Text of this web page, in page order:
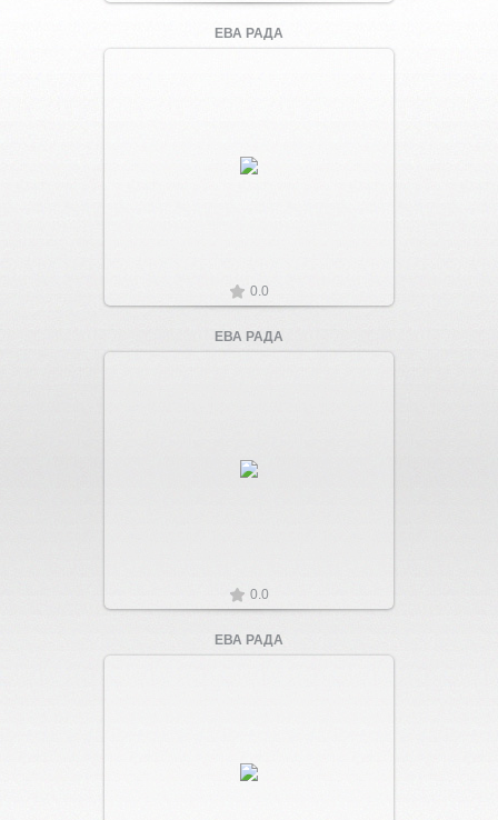
ЕВА РАДА
Увеличить
0.0
ЕВА РАДА
Увеличить
0.0
ЕВА РАДА
Увеличить